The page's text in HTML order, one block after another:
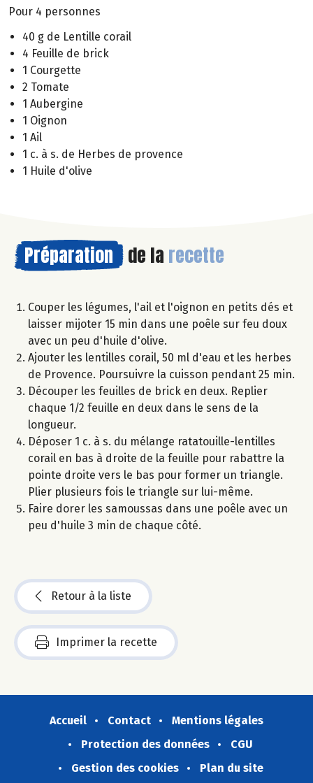
Pour 4 personnes
40 g de Lentille corail
4 Feuille de brick
1 Courgette
2 Tomate
1 Aubergine
1 Oignon
1 Ail
1 c. à s. de Herbes de provence
1 Huile d'olive
Préparation de la recette
Couper les légumes, l'ail et l'oignon en petits dés et
laisser mijoter 15 min dans une poêle sur feu doux
avec un peu d'huile d'olive.
Ajouter les lentilles corail, 50 ml d'eau et les herbes
de Provence. Poursuivre la cuisson pendant 25 min.
Découper les feuilles de brick en deux. Replier
chaque 1/2 feuille en deux dans le sens de la
longueur.
Déposer 1 c. à s. du mélange ratatouille-lentilles
corail en bas à droite de la feuille pour rabattre la
pointe droite vers le bas pour former un triangle.
Plier plusieurs fois le triangle sur lui-même.
Faire dorer les samoussas dans une poêle avec un
peu d'huile 3 min de chaque côté.
Retour à la liste
Imprimer la recette
Accueil Contact
Mentions légales
Protection des données
CGU
Gestion des cookies
Plan du site